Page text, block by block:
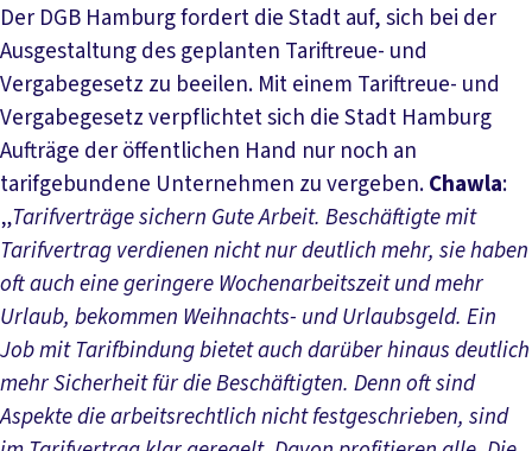
Der DGB Hamburg fordert die Stadt auf, sich bei der
Ausgestaltung des geplanten Tariftreue- und
Vergabegesetz zu beeilen. Mit einem Tariftreue- und
Vergabegesetz verpflichtet sich die Stadt Hamburg
Aufträge der öffentlichen Hand nur noch an
tarifgebundene Unternehmen zu vergeben.Chawla:
„Tarifverträge sichern Gute Arbeit. Beschäftigte mit
Tarifvertrag verdienen nicht nur deutlich mehr, sie haben
oft auch eine geringere Wochenarbeitszeit und mehr
Urlaub, bekommen Weihnachts- und Urlaubsgeld. Ein
Job mit Tarifbindung bietet auch darüber hinaus deutlich
mehr Sicherheit für die Beschäftigten. Denn oft sind
Aspekte die arbeitsrechtlich nicht festgeschrieben, sind